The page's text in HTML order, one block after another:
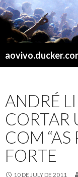
ANDRÉ
CORTAR
COM “AS
FORTE
10 DE JULY DE 2011